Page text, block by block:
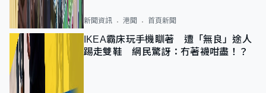
新聞資訊 港聞 首頁新聞
IKEA霸床玩手機瞓著 遭「無良」途人
踢走雙鞋 網民驚訝：冇著襪咁盡！？